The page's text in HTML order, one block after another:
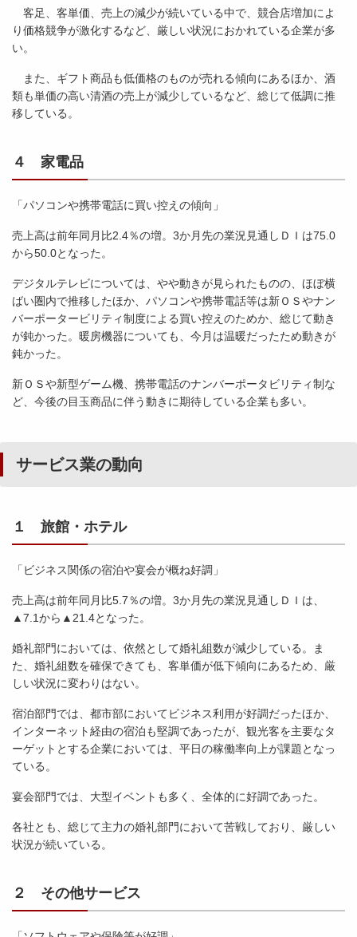
客足、客単価、売上の減少が続いている中で、競合店増加によ
り価格競争が激化するなど、厳しい状況におかれている企業が多
い。
また、ギフト商品も低価格のものが売れる傾向にあるほか、酒
類も単価の高い清酒の売上が減少しているなど、総じて低調に推
移している。
４ 家電品
「パソコンや携帯電話に買い控えの傾向」
売上高は前年同月比2.4％の増。3か月先の業況見通しＤＩは75.0
から50.0となった。
デジタルテレビについては、やや動きが見られたものの、ほぼ横
ばい圏内で推移したほか、パソコンや携帯電話等は新ＯＳやナン
バーポータービリティ制度による買い控えのためか、総じて動き
が鈍かった。暖房機器についても、今月は温暖だったため動きが
鈍かった。
新ＯＳや新型ゲーム機、携帯電話のナンバーポータビリティ制な
ど、今後の目玉商品に伴う動きに期待している企業も多い。
サービス業の動向
１ 旅館・ホテル
「ビジネス関係の宿泊や宴会が概ね好調」
売上高は前年同月比5.7％の増。3か月先の業況見通しＤＩは、
▲7.1から▲21.4となった。
婚礼部門においては、依然として婚礼組数が減少している。ま
た、婚礼組数を確保できても、客単価が低下傾向にあるため、厳
しい状況に変わりはない。
宿泊部門では、都市部においてビジネス利用が好調だったほか、
インターネット経由の宿泊も堅調であったが、観光客を主要なタ
ーゲットとする企業においては、平日の稼働率向上が課題となっ
ている。
宴会部門では、大型イベントも多く、全体的に好調であった。
各社とも、総じて主力の婚礼部門において苦戦しており、厳しい
状況が続いている。
２ その他サービス